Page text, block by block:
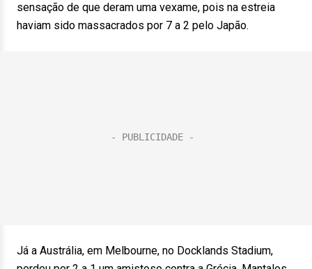
sensação de que deram uma vexame, pois na estreia
haviam sido massacrados por 7 a 2 pelo Japão.
Já a Austrália, em Melbourne, no Docklands Stadium,